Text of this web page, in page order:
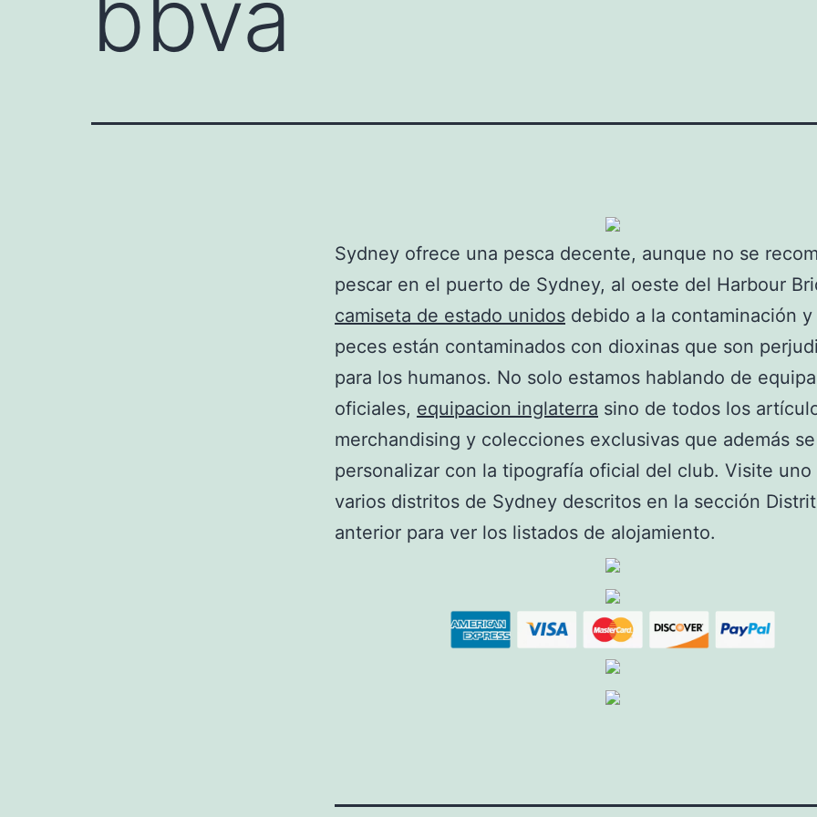
Sydney ofrece una pesca decente, aunque no se
pescar en el puerto de Sydney, al oeste del Harbour
camiseta de estado unidos debido a la contaminación y
peces están contaminados con dioxinas que son
para los humanos. No solo estamos hablando de
oficiales, equipacion inglaterra sino de todos los
merchandising y colecciones exclusivas que además
personalizar con la tipografía oficial del club. Visite uno
varios distritos de Sydney descritos en la sección
anterior para ver los listados de alojamiento.